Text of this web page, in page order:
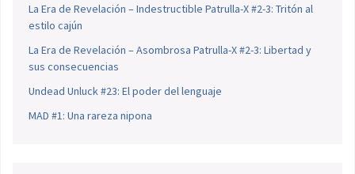
La Era de Revelación – Indestructible Patrulla-X #2-3: Tritón al
estilo cajún
La Era de Revelación – Asombrosa Patrulla-X #2-3: Libertad y
sus consecuencias
Undead Unluck #23: El poder del lenguaje
MAD #1: Una rareza nipona